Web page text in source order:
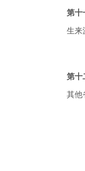
第十
生来
第十
其他